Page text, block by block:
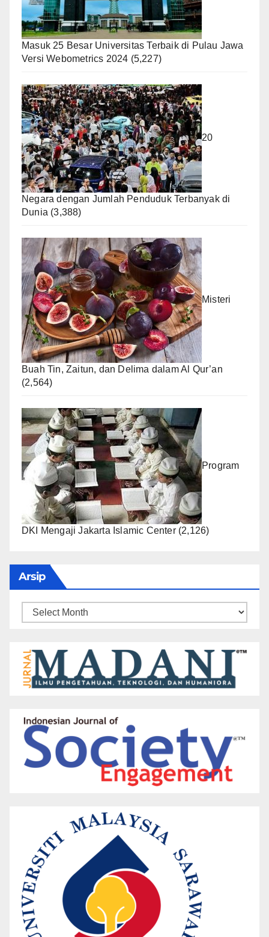
Masuk 25 Besar Universitas Terbaik di Pulau Jawa
Versi Webometrics 2024 (5,227)
20
Negara dengan Jumlah Penduduk Terbanyak di
Dunia (3,388)
Misteri
Buah Tin, Zaitun, dan Delima dalam Al Qur’an
(2,564)
Program
DKI Mengaji Jakarta Islamic Center (2,126)
Arsip
Arsip